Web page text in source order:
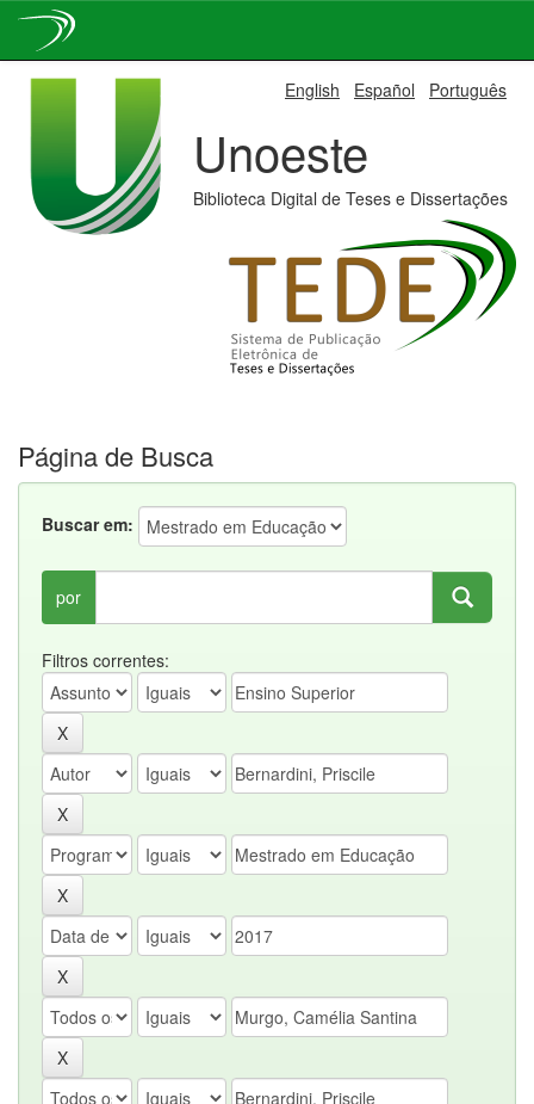
English Español Português
Unoeste
Biblioteca Digital de Teses e Dissertações
Página de Busca
Buscar em:
por
Filtros correntes: